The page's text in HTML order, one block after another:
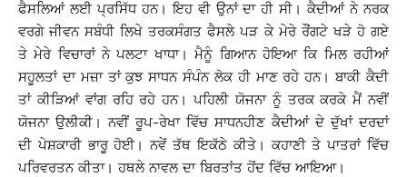
ਫੈਸਲਿਆਂ ਲਈ ਪ੍ਰਸਿੱਧ ਹਨ। ਇਹ ਵੀ ਉਨਾਂ ਦਾ ਹੀ ਸੀ। ਕੈਦੀਆਂ ਨੇ ਨਰਕ
ਵਰਗੇ ਜੀਵਨ ਸਬੰਧੀ ਲਿਖੇ ਤਰਕਸੰਗਤ ਫੈਸਲੇ ਪੜ ਕੇ ਮੇਰੇ ਰੌਂਗਟੇ ਖੜੇ ਹੋ ਗਏ
ਤੇ ਮੇਰੇ ਵਿਚਾਰਾਂ ਨੇ ਪਲਟਾ ਖਾਧਾ। ਮੈਨੂੰ ਗਿਆਨ ਹੋਇਆ ਕਿ ਮਿਲ ਰਹੀਆਂ
ਸਹੂਲਤਾਂ ਦਾ ਮਜ਼ਾ ਤਾਂ ਕੁਝ ਸਾਧਨ ਸੰਪੰਨ ਲੋਕ ਹੀ ਮਾਣ ਰਹੇ ਹਨ। ਬਾਕੀ ਕੈਦੀ
ਤਾਂ ਕੀੜਿਆਂ ਵਾਂਗ ਰਹਿ ਰਹੇ ਹਨ। ਪਹਿਲੀ ਯੋਜਨਾ ਨੂੰ ਤਰਕ ਕਰਕੇ ਮੈਂ ਨਵੀਂ
ਯੋਜਨਾ ਉਲੀਕੀ। ਨਵੀਂ ਰੂਪ-ਰੇਖਾ ਵਿੱਚ ਸਾਧਨਹੀਣ ਕੈਦੀਆਂ ਦੇ ਦੁੱਖਾਂ ਦਰਦਾਂ
ਦੀ ਪੇਸ਼ਕਾਰੀ ਭਾਰੂ ਹੋਈ। ਨਵੇਂ ਤੱਥ ਇਕੱਠੇ ਕੀਤੇ। ਕਹਾਣੀ ਤੇ ਪਾਤਰਾਂ ਵਿੱਚ
ਪਰਿਵਰਤਨ ਕੀਤਾ। ਹਥਲੇ ਨਾਵਲ ਦਾ ਬਿਰਤਾਂਤ ਹੋਂਦ ਵਿੱਚ ਆਇਆ।